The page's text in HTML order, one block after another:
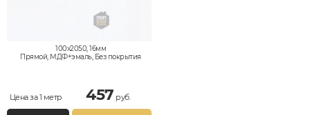
100x2050, 16мм
Прямой, МДФ+эмаль, Без покрытия
Цена за 1 метр 457 руб.